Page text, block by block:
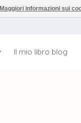
Il mio libro blog
Maggiori informazioni sui